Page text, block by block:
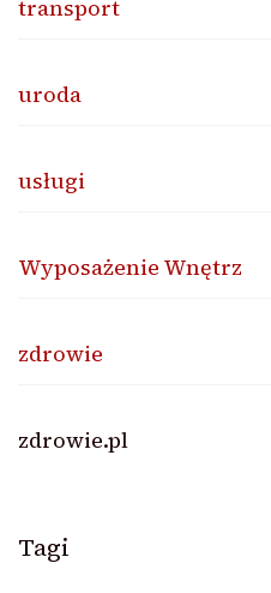
transport
uroda
usługi
Wyposażenie Wnętrz
zdrowie
zdrowie.pl
Tagi